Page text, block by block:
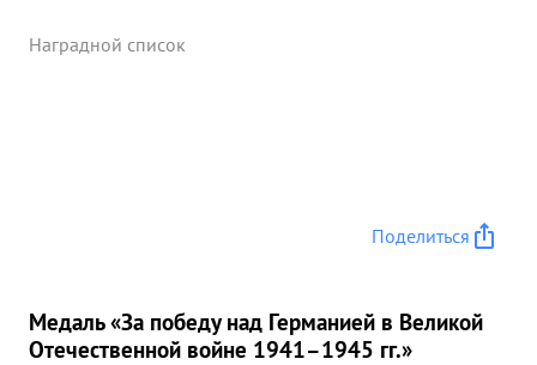
Наградной список
Поделиться
Медаль «За победу над Германией в Великой
Отечественной войне 1941–1945 гг.»